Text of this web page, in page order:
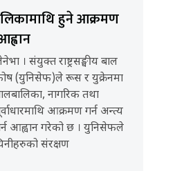
हुने आक्रमण
। संयुक्त राष्ट्रसङ्घीय बाल
(युनिसेफ)ले रूस र युक्रेनमा
नागरिक तथा
आक्रमण गर्न अन्त्य
आह्वान गरेको छ । युनिसेफले
संरक्षण